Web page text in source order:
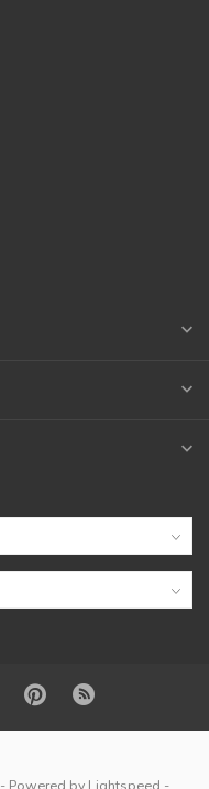
- Powered by Lightspeed -